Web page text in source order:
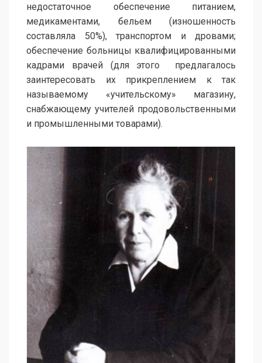
недостаточное обеспечение питанием,
медикаментами, бельем (изношенность
составляла 50%), транспортом и дровами;
обеспечение больницы квалифицированными
кадрами врачей (для этого предлагалось
заинтересовать их прикреплением к так
называемому «учительскому» магазину,
снабжающему учителей продовольственными
и промышленными товарами).